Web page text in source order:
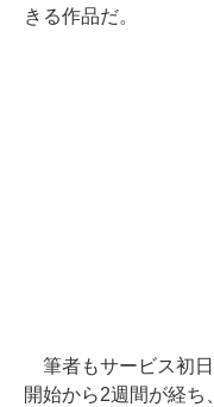
きる作品だ。
筆者もサービス初
開始から2週間が経